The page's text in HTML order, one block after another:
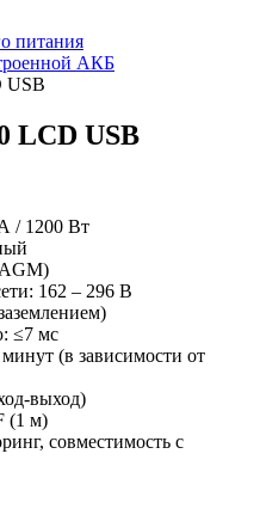
питания
АКБ
USB
/ 1200 Вт
162 – 296 В
≤7 мс
(в зависимости от
выход)
(1 м)
совместимость с